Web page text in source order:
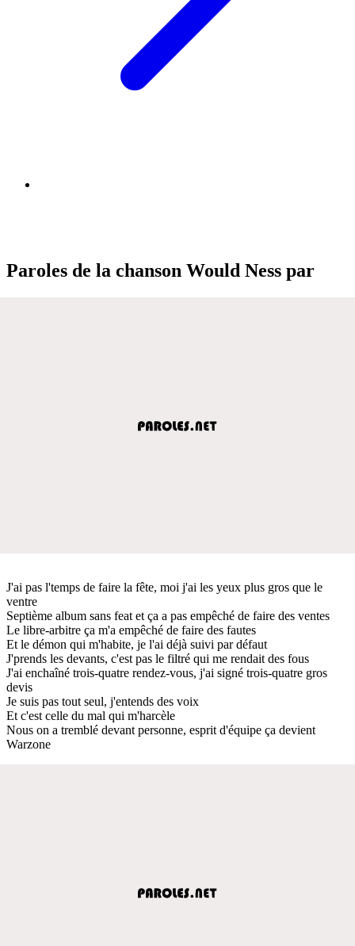
Paroles de la chanson Would Ness par
J'ai pas l'temps de faire la fête, moi j'ai les yeux plus gros que le
ventre
Septième album sans feat et ça a pas empêché de faire des ventes
Le libre-arbitre ça m'a empêché de faire des fautes
Et le démon qui m'habite, je l'ai déjà suivi par défaut
J'prends les devants, c'est pas le filtré qui me rendait des fous
J'ai enchaîné trois-quatre rendez-vous, j'ai signé trois-quatre gros
devis
Je suis pas tout seul, j'entends des voix
Et c'est celle du mal qui m'harcèle
Nous on a tremblé devant personne, esprit d'équipe ça devient
Warzone